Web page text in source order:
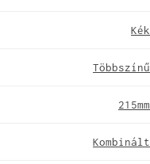
Kék
Többszínű
215mm
Kombinált